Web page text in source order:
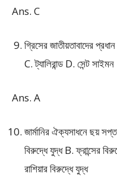
Ans. C
গ্রিসের জাতীয়তাবাদের
C. ট্যালিরান্ড D. সেন্ট সাইমন
Ans. A
জার্মানির ঐক্যসাধনে ছয়
বিরুদ্ধে যুদ্ধ B. ফ্রান্সের
রাশিয়ার বিরুদ্ধে যুদ্ধ